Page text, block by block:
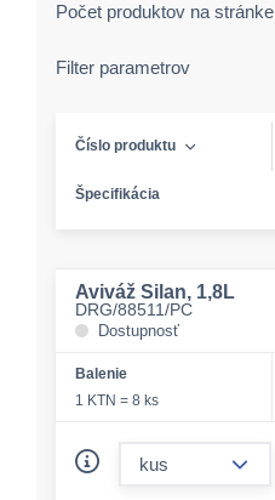
Počet produktov na stránke
Filter parametrov
Číslo produktu
Špecifikácia
Aviváž Silan, 1,8L
DRG/88511/PC
Dostupnosť
Balenie
1 KTN = 8 ks